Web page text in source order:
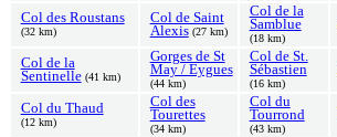
Col des Roustans
(32 km)
Col de Saint
Alexis (27 km)
Col de la
Samblue
(18 km)
Col de la
Sentinelle (41 km)
Gorges de St
May / Eygues
(44 km)
Col de St.
Sébastien
(16 km)
Col du Thaud
(12 km)
Col des
Tourettes
(34 km)
Col du
Tourrond
(43 km)